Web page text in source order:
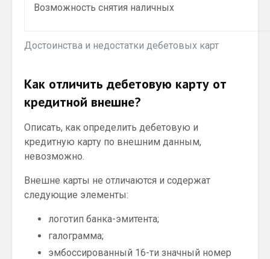
Достоинства и недостатки дебетовых карт
Возможность снятия наличных
Как отличить дебетовую карту от
кредитной внешне?
Описать, как определить дебетовую и
кредитную карту по внешним данным,
невозможно.
Внешне карты не отличаются и содержат
следующие элементы:
логотип банка-эмитента;
галограмма;
эмбоссированный 16-ти значный номер